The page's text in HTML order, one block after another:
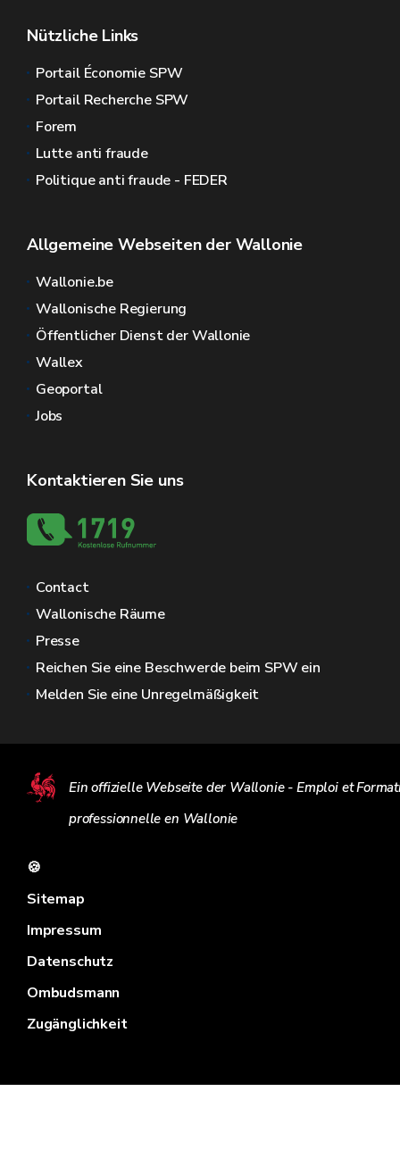
Nützliche Links
Portail Économie SPW
Portail Recherche SPW
Forem
Lutte anti fraude
Politique anti fraude - FEDER
Allgemeine Webseiten der Wallonie
Wallonie.be
Wallonische Regierung
Öffentlicher Dienst der Wallonie
Wallex
Geoportal
Jobs
Kontaktieren Sie uns
Contact
Wallonische Räume
Presse
Reichen Sie eine Beschwerde beim SPW ein
Melden Sie eine Unregelmäßigkeit
Ein offizielle Webseite der Wallonie - Emploi et
professionnelle en Wallonie
🍪
Sitemap
Impressum
Datenschutz
Ombudsmann
Zugänglichkeit